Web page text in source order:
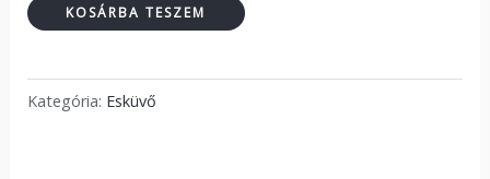
KOSÁRBA TESZEM
Kategória: Esküvő